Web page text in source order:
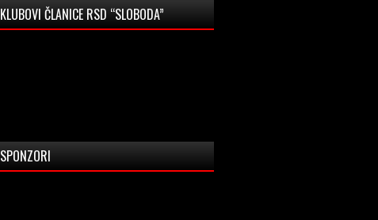
KLUBOVI ČLANICE RSD “SLOBODA”
SPONZORI